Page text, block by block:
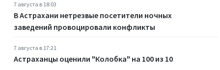
7 августа в 18:03
В Астрахани нетрезвые посетители ночных
заведений провоцировали конфликты
7 августа в 17:21
Астраханцы оценили "Колобка" на 100 из 10